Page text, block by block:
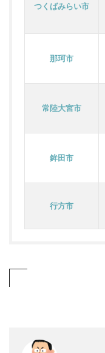
つくばみらい市
那珂市
常陸大宮市
鉾田市
行方市